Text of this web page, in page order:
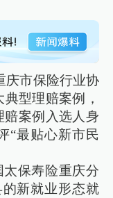
庆市保险行业协
型理赔案例，
赔案例入选人身
“最贴心新市民
太保寿险重庆分
新就业形态就